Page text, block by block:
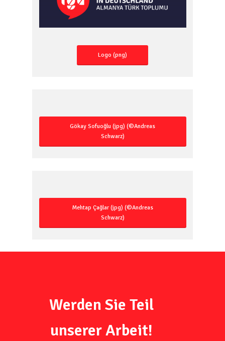
Logo (png)
Gökay Sofuoğlu (jpg) (©Andreas
Schwarz)
Mehtap Çağlar (jpg) (©Andreas
Schwarz)
Werden Sie Teil
unserer Arbeit!